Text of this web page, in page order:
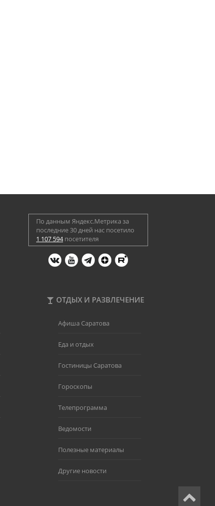
По данным Яндекс.Метрика за
последние 30 дней нас посетило
1 107 594посетителя
ОТДЫХ И РАЗВЛЕЧЕНИЕ
Афиша Саратова
Еда и отдых
Гостиницы Саратова
Гороскопы
Телепрограмма
Ведомости
Полезные материалы
Другие новости